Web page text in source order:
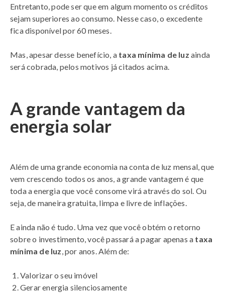
Entretanto, pode ser que em algum momento os créditos
sejam superiores ao consumo. Nesse caso, o excedente
fica disponível por 60 meses.
Mas, apesar desse benefício, a taxa mínima de luz ainda
será cobrada, pelos motivos já citados acima.
A grande vantagem da
energia solar
Além de uma grande economia na conta de luz mensal, que
vem crescendo todos os anos, a grande vantagem é que
toda a energia que você consome virá através do sol. Ou
seja, de maneira gratuita, limpa e livre de inflações.
E ainda não é tudo. Uma vez que você obtém o retorno
sobre o investimento, você passará a pagar apenas a taxa
mínima de luz, por anos. Além de:
Valorizar o seu imóvel
Gerar energia silenciosamente